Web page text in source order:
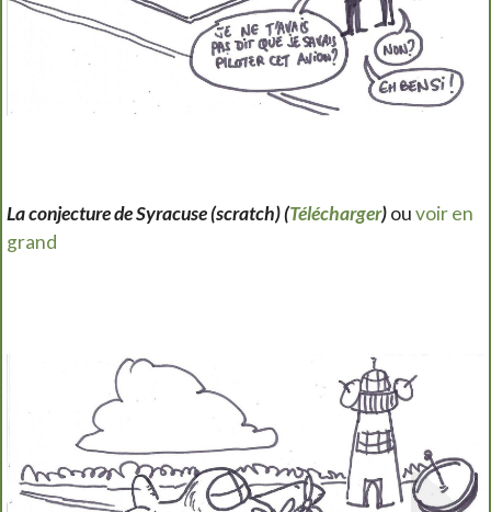
La conjecture de Syracuse (scratch) (Télécharger)ouvoir en
grand